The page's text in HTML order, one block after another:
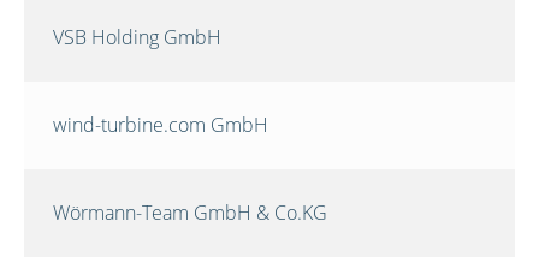
VSB Holding GmbH
wind-turbine.com GmbH
Wörmann-Team GmbH & Co.KG